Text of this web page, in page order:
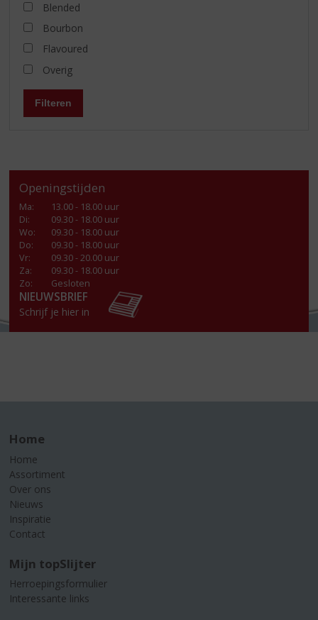
Blended
Bourbon
Flavoured
Overig
Filteren
Openingstijden
Ma:
13.00 - 18.00 uur
Di:
09.30 - 18.00 uur
Wo:
09.30 - 18.00 uur
Do:
09.30 - 18.00 uur
Vr:
09.30 - 20.00 uur
Za:
09.30 - 18.00 uur
Zo:
Gesloten
NIEUWSBRIEF
Schrijf je hier in
Home
Home
Assortiment
Over ons
Nieuws
Inspiratie
Contact
Mijn topSlijter
Herroepingsformulier
Interessante links